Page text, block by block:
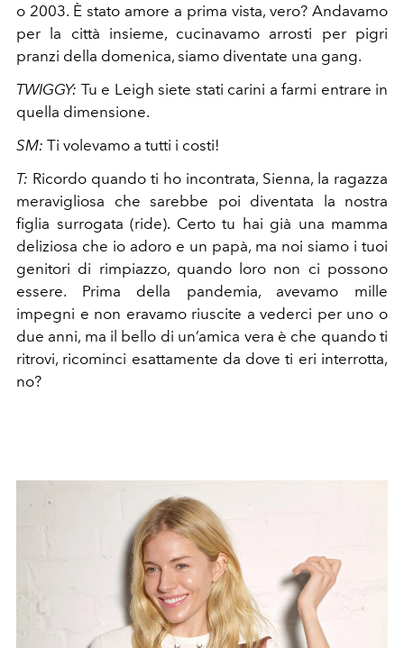
o 2003. È stato amore a prima vista, vero? Andavamo
per la città insieme, cucinavamo arrosti per pigri
pranzi della domenica, siamo diventate una gang.
TWIGGY: Tu e Leigh siete stati carini a farmi entrare in
quella dimensione.
SM: Ti volevamo a tutti i costi!
T: Ricordo quando ti ho incontrata, Sienna, la ragazza
meravigliosa che sarebbe poi diventata la nostra
figlia surrogata (ride). Certo tu hai già una mamma
deliziosa che io adoro e un papà, ma noi siamo i tuoi
genitori di rimpiazzo, quando loro non ci possono
essere. Prima della pandemia, avevamo mille
impegni e non eravamo riuscite a vederci per uno o
due anni, ma il bello di un’amica vera è che quando ti
ritrovi, ricominci esattamente da dove ti eri interrotta,
no?